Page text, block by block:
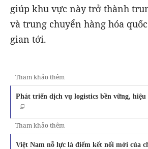
giúp khu vực này trở thành
và trung chuyển hàng hóa
gian tới.
Tham khảo thêm
Phát triển dịch vụ logistics bền vững, hiệu
Tham khảo thêm
Việt Nam nỗ lực là điểm kết nối mới của